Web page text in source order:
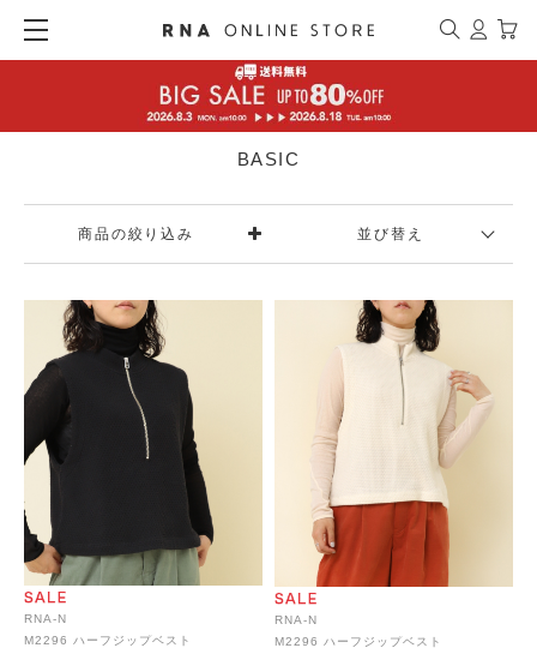
BASIC
商品の絞り込み 並び替え
RNA-N
M2296 ハーフジップベスト
RNA-N
M2296 ハーフジップベスト